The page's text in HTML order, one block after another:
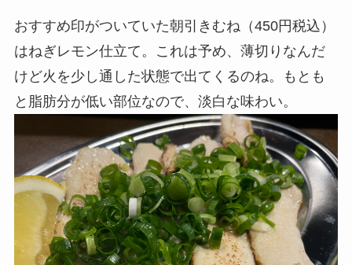
おすすめ印がついていた朝引きむね（450円税込）
はねぎレモン仕立て。これは予め、薄切りなんだ
けど火を少し通した状態で出てくるのね。もとも
と脂肪分が低い部位なので、淡白な味わい。